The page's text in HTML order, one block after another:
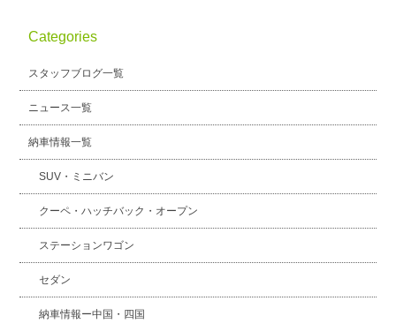
Categories
スタッフブログ一覧
ニュース一覧
納車情報一覧
SUV・ミニバン
クーペ・ハッチバック・オープン
ステーションワゴン
セダン
納車情報ー中国・四国